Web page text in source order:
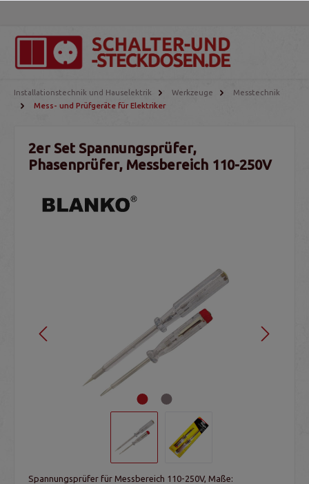
Installationstechnik und Hauselektrik Werkzeuge
Messtechnik
Mess- und Prüfgeräte für Elektriker
2er Set Spannungsprüfer,
Phasenprüfer, Messbereich 110-250V
Spannungsprüfer für Messbereich 110-250V, Maße: